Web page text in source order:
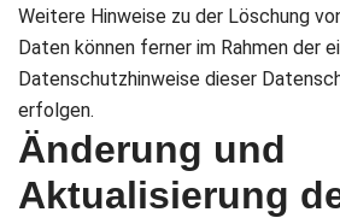
Weitere Hinweise zu der Löschung
Daten können ferner im Rahmen der
Datenschutzhinweise dieser
erfolgen.
Änderung und
Aktualisierung